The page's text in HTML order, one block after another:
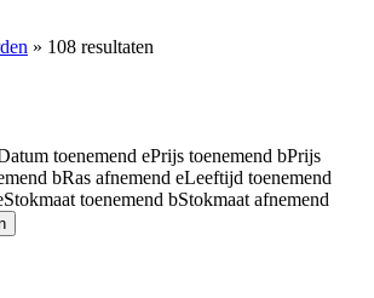
» 108 resultaten
toenemend ePrijs toenemend bPrijs
bRas afnemend eLeeftijd toenemend
Stokmaat toenemend bStokmaat afnemend